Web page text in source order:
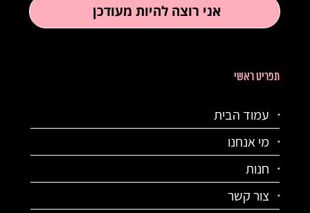
תפריט ראשי
עמוד הבית
מי אנחנו
חנות
צור קשר